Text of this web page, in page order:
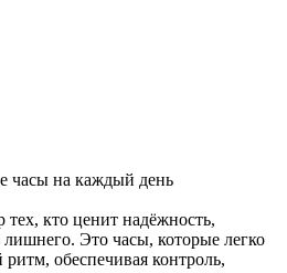
часы на каждый день
кто ценит надёжность,
Это часы, которые легко
обеспечивая контроль,